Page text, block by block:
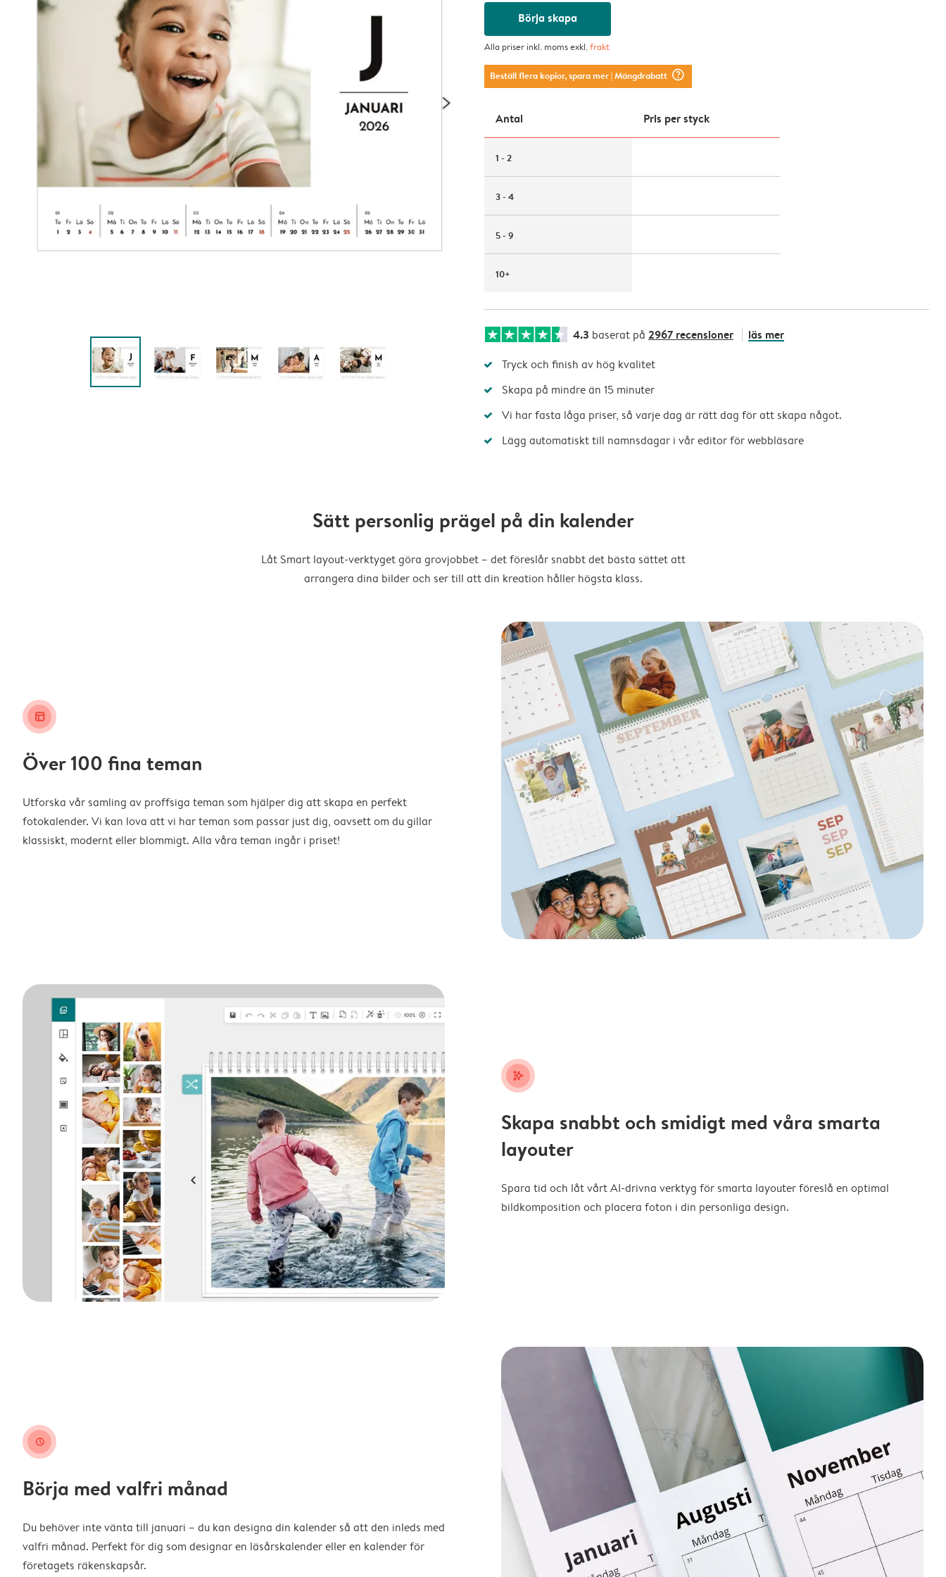
Börja skapa
Alla priser inkl. moms exkl.frakt
Beställ flera kopior, spara mer| Mängdrabatt question_mark_circle
Antal Pris per styck
1 - 2
3 - 4
5 - 9
10+
4.3 baserat på 2967 recensioner läs mer
Tryck och finish av hög kvalitet
Skapa på mindre än 15 minuter
Vi har fasta låga priser, så varje dag är rätt dag för att skapa något.
Lägg automatiskt till namnsdagar i vår editor för webbläsare
Sätt personlig prägel på din kalender
Låt Smart layout-verktyget göra grovjobbet – det föreslår snabbt det bästa sättet att
arrangera dina bilder och ser till att din kreation håller högsta klass.
layout_alt
Över 100 fina teman
Utforska vår samling av proffsiga teman som hjälper dig att skapa en perfekt
fotokalender. Vi kan lova att vi har teman som passar just dig, oavsett om du gillar
klassiskt, modernt eller blommigt. Alla våra teman ingår i priset!
stars_plus
Skapa snabbt och smidigt med våra smarta
layouter
Spara tid och låt vårt AI-drivna verktyg för smarta layouter föreslå en optimal
bildkomposition och placera foton i din personliga design.
clock
Börja med valfri månad
Du behöver inte vänta till januari – du kan designa din kalender så att den inleds med
valfri månad. Perfekt för dig som designar en läsårskalender eller en kalender för
företagets räkenskapsår.